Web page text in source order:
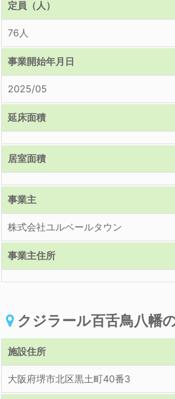
定員（人）
76人
事業開始年月日
2025/05
延床面積
居室面積
事業主
株式会社ユルベールタウン
事業主住所
クジラール百舌鳥八幡
施設住所
大阪府堺市北区黒土町40番3